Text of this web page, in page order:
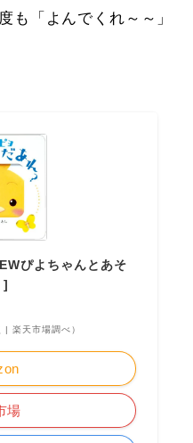
も「よんでくれ～～」
ぴよちゃんとあそ
]
楽天市場調べ）
場